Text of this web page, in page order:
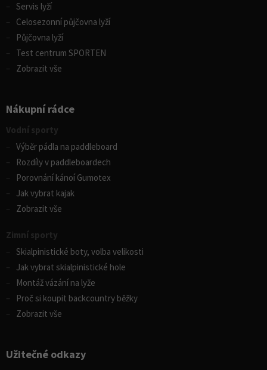
Servis lyží
Celosezonní půjčovna lyží
Půjčovna lyží
Test centrum SPORTEN
Zobrazit vše
Nákupní rádce
Vodní sporty
Výběr pádla na paddleboard
Rozdíly v paddleboardech
Porovnání kánoí Gumotex
Jak vybrat kajak
Zobrazit vše
Zimní sporty
Skialpinistické boty, volba velikosti
Jak vybrat skialpinistické hole
Montáž vázání na lyže
Proč si koupit backcountry běžky
Zobrazit vše
Užitečné odkazy